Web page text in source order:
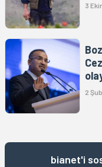
3
2
bianet'i